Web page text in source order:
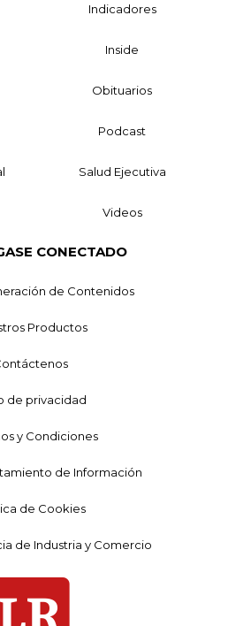
Indicadores
Inside
Obituarios
Podcast
Salud Ejecutiva
Videos
CONECTADO
de Contenidos
Productos
de privacidad
y Condiciones
de Información
de Cookies
de Industria y Comercio